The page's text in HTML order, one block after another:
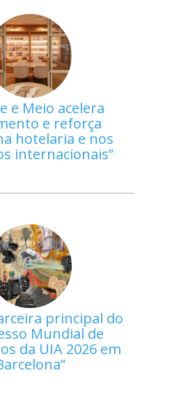
e Meio acelera
e reforça
hotelaria e nos
internacionais
principal do
Mundial de
da UIA 2026 em